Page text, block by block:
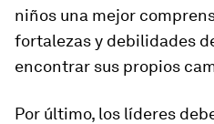
niños una mejor
fortalezas y debilidades
encontrar sus propios
Por último, los líderes